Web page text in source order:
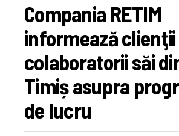
Compania RETIM
informează clienţii
colaboratorii săi
Timiș asupra
de lucru